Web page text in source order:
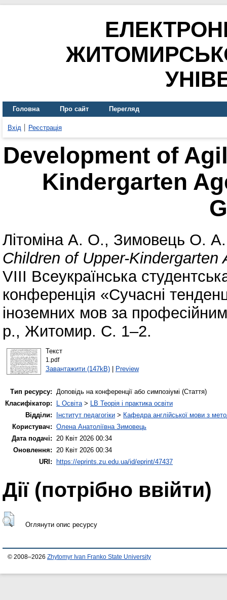
Головна Про сайт Перегляд
Вхід Реєстрація
Development of
Kindergarten
Літоміна А. О., Зимовець О. А.
Children of Upper-
VІІІ Всеукраїнська
конференція «Сучасні
іноземних мов за
р., Житомир. С. 1–2.
Текст
1.pdf
Завантажити (147kB)| Preview
Тип ресурсу: Доповідь на конференції або симпозіумі (Стаття)
Класифікатор:
L Освіта> LB Теорія і практика освіти
Відділи:
Інститут педагогіки > Кафедра англійської мови з
Користувач: Олена Анатоліївна Зимовець
Дата подачі: 20 Квіт 2026 00:34
Оновлення: 20 Квіт 2026 00:34
URI:
https://eprints.zu.edu.ua/id/eprint/47437
Дії ​​(потрібно ввійти)
Оглянути опис ресурсу
© 2008–2026 Zhytomyr Ivan Franko State University